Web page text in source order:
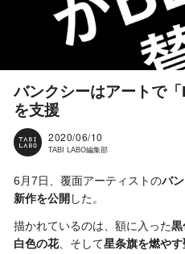
バンクシーはアートで
を支援
2020/06/10
TABI LABO編集部
6月7日、覆面アーティストのバ
新作を公開 した。
描かれているのは、額に入った黒
白色の花、そして星条旗を燃や